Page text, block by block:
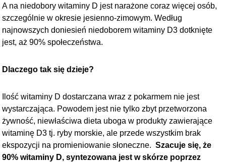
A na niedobory witaminy D jest narażone coraz więcej osób,
szczególnie w okresie jesienno-zimowym. Według
najnowszych doniesień niedoborem witaminy D3 dotknięte
jest, aż 90% społeczeństwa.
Dlaczego tak się dzieje?
Ilość witaminy D dostarczana wraz z pokarmem nie jest
wystarczająca. Powodem jest nie tylko zbyt przetworzona
żywność, niewłaściwa dieta uboga w produkty zawierające
witaminę D3 tj. ryby morskie, ale przede wszystkim brak
ekspozycji na promieniowanie słoneczne.Szacuje się, że
90% witaminy D, syntezowana jest w skórze poprzez